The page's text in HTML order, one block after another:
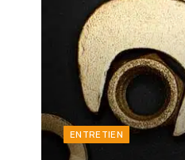
ENTRETIEN